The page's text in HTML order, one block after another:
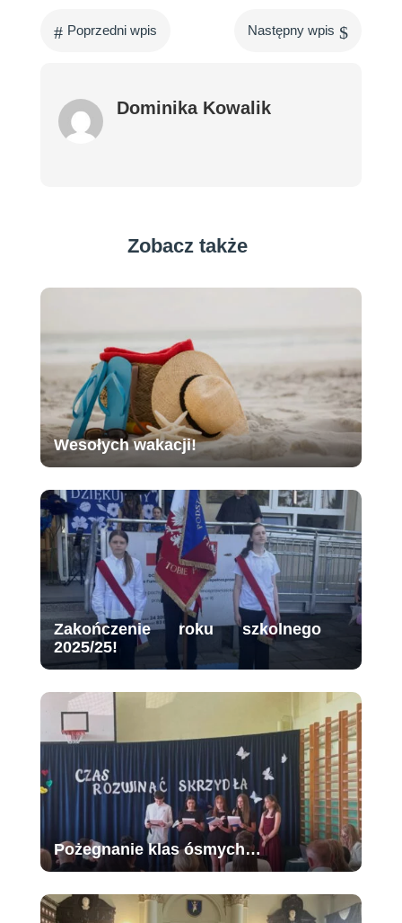
# Poprzedni wpis Następny wpis $
Dominika Kowalik
Zobacz także
Wesołych wakacji!
Zakończenie roku szkolnego
2025/25!
Pożegnanie klas ósmych…